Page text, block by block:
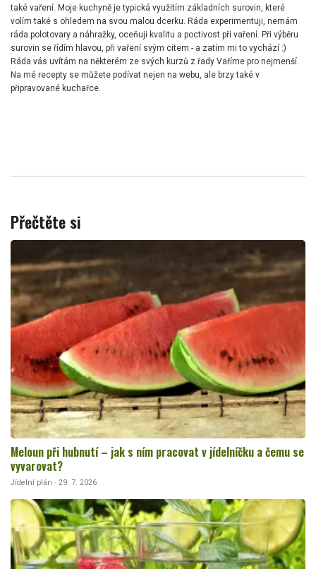
také vaření. Moje kuchyně je typická využitím základních surovin, které
volím také s ohledem na svou malou dcerku. Ráda experimentuji, nemám
ráda polotovary a náhražky, oceňuji kvalitu a poctivost při vaření. Při výběru
surovin se řídím hlavou, při vaření svým citem - a zatím mi to vychází :)
Ráda vás uvítám na některém ze svých kurzů z řady Vaříme pro nejmenší.
Na mé recepty se můžete podívat nejen na webu, ale brzy také v
připravované kuchařce.
Přečtěte si
Meloun při hubnutí – jak s ním pracovat v jídelníčku a čemu se
vyvarovat?
Jídelní plán · 29. 7. 2026